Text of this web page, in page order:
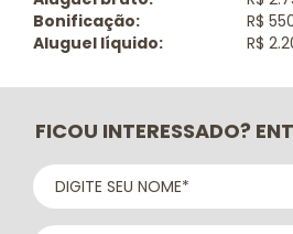
Bonificação:
R$
Aluguel líquido:
R$
FICOU INTERESSADO?